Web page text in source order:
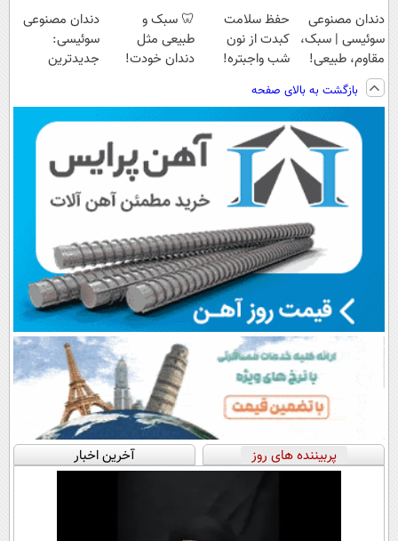
دندان مصنوعی
سوئیسی | سبک،
مقاوم، طبیعی!
ویزیت
رایگان+پرداخت
اقساطی😍
حفظ سلامت
کبدت از نون
شب واجبتره!
🦷 سبک و
طبیعی مثل
دندان خودت!
💳 📍 تهران
دندان مصنوعی
سوئیسی:
جدیدترین
پرداخت قسطی
بازگشت به بالای صفحه
پربیننده های روز آخرین اخبار